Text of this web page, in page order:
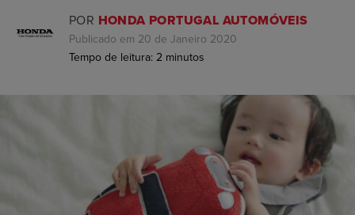
POR HONDA PORTUGAL AUTOMÓVEIS
Publicado em 20 de Janeiro 2020
Tempo de leitura: 2 minutos